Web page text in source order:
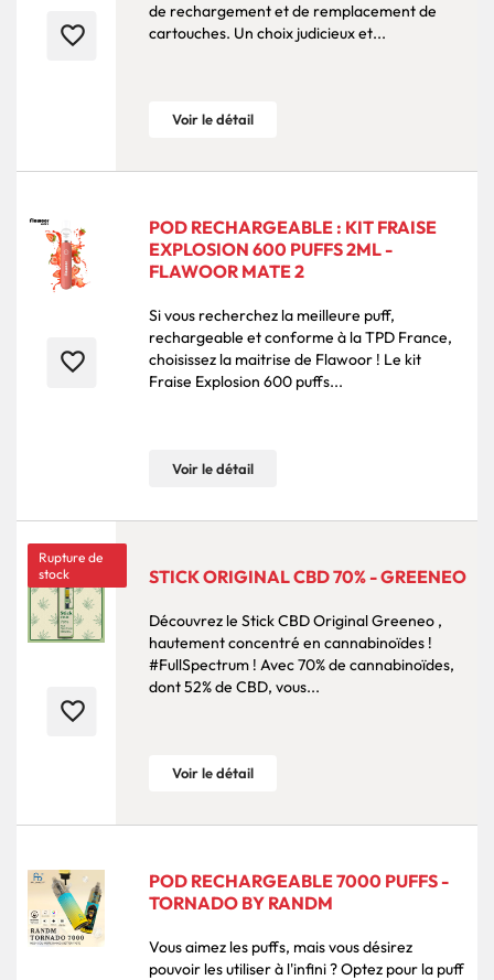
favorite_border
de rechargement et de remplacement de
cartouches. Un choix judicieux et...
Voir le détail
favorite_border
POD RECHARGEABLE : KIT FRAISE
EXPLOSION 600 PUFFS 2ML -
FLAWOOR MATE 2
Si vous recherchez la meilleure puff,
rechargeable et conforme à la TPD France,
choisissez la maitrise de Flawoor ! Le kit
Fraise Explosion 600 puffs...
Voir le détail
Rupture de
stock
favorite_border
STICK ORIGINAL CBD 70% - GREENEO
Découvrez le Stick CBD Original Greeneo ,
hautement concentré en cannabinoïdes !
#FullSpectrum ! Avec 70% de cannabinoïdes,
dont 52% de CBD, vous...
Voir le détail
POD RECHARGEABLE 7000 PUFFS -
TORNADO BY RANDM
Vous aimez les puffs, mais vous désirez
pouvoir les utiliser à l'infini ? Optez pour la puff